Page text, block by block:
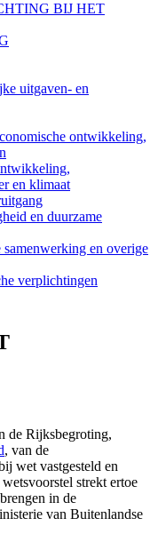
BIJ HET
uitgaven- en
ontwikkeling,
en klimaat
en duurzame
en overige
verplichtingen
de Rijksbegroting,
, van de
wet vastgesteld en
strekt ertoe
in de
van Buitenlandse